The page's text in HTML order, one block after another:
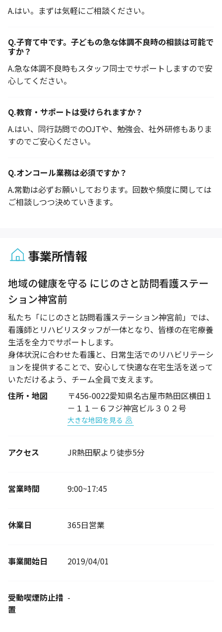
A.はい。まずは気軽にご相談ください。
Q.子育て中です。子どもの急な体調不良時の相談は可能で
すか？
A.急な体調不良時もスタッフ同士でサポートしますので安
心してください。
Q.教育・サポートは受けられますか？
A.はい、同行訪問でのOJTや、勉強会、社外研修もありま
すのでご安心ください。
Q.オンコール業務は必須ですか？
A.常勤は必ずお願いしております。回数や頻度に関しては
ご相談しつつ決めていきます。
事業所情報
地域の健康を守る にじのさと訪問看護ステー
ション神宮前
私たち「にじのさと訪問看護ステーション神宮前」では、
看護師とリハビリスタッフが一体となり、皆様の在宅療養
生活を全力でサポートします。
身体状況に合わせた看護と、日常生活でのリハビリテーシ
ョンを提供することで、安心して快適な在宅生活を送って
いただけるよう、チーム全員で支えます。
住所・地図
〒456-0022愛知県名古屋市熱田区横田１
－１１－６フジ神宮ビル３０２号
大きな地図を見る
アクセス JR熱田駅より徒歩5分
営業時間 9:00~17:45
休業日 365日営業
事業開始日 2019/04/01
受動喫煙防止措
置
-